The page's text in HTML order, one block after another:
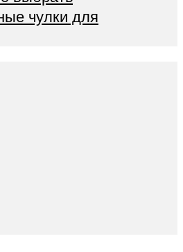
чулки для